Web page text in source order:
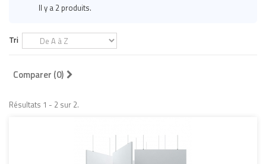
Il y a 2 produits.
Tri
Comparer (0)
Résultats 1 - 2 sur 2.